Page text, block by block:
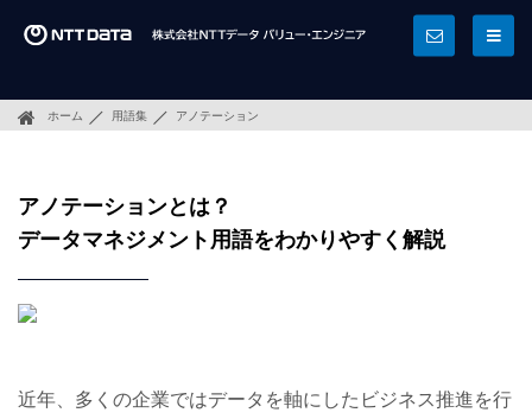
ホーム 用語集 アノテーション
アノテーションとは？
データマネジメント用語をわかりやすく解説
近年、多くの企業ではデータを軸にしたビジネス推進を行